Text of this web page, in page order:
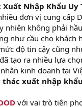
Xuất Nhập Khẩu Uy
đơn vị cung cấp
nhiên không phải
như cầu cho khách
độ tin cậy cũng
tạo ra nhiều lựa
kinh doanh tại
thác xuất nhập
với vai trò tiên